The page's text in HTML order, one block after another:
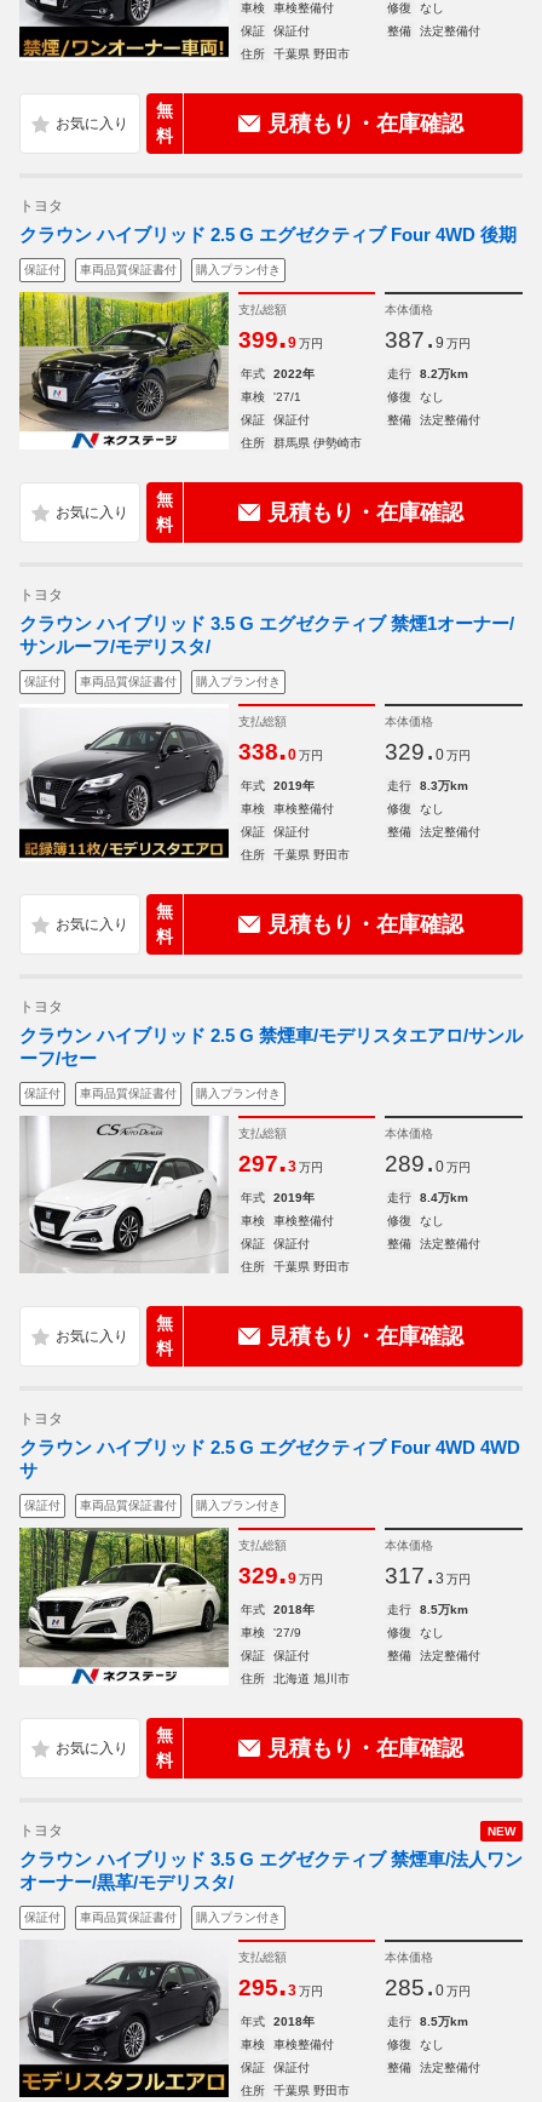
車検
車検整備付 修復
なし
保証
保証付 整備
法定整備付
住所
千葉県 野田市
無
料
見積もり・在庫確認
トヨタ
クラウン ハイブリッド 2.5 G エグゼクティブ Four 4WD 後期
保証付 車両品質保証書付 購入プラン付き
支払総額
399.9 万円
本体価格
387. 9 万円
年式 2022年 走行
8.2万km
車検
'27/1 修復
なし
保証
保証付 整備
法定整備付
住所
群馬県 伊勢崎市
無
料
見積もり・在庫確認
トヨタ
クラウン ハイブリッド 3.5 G エグゼクティブ 禁煙1オーナー/
サンルーフ/モデリスタ/
保証付 車両品質保証書付 購入プラン付き
支払総額
338.0 万円
本体価格
329. 0 万円
年式 2019年 走行
8.3万km
車検
車検整備付 修復
なし
保証
保証付 整備
法定整備付
住所
千葉県 野田市
無
料
見積もり・在庫確認
トヨタ
クラウン ハイブリッド 2.5 G 禁煙車/モデリスタエアロ/サンル
ーフ/セー
保証付 車両品質保証書付 購入プラン付き
支払総額
297.3 万円
本体価格
289. 0 万円
年式 2019年 走行
8.4万km
車検
車検整備付 修復
なし
保証
保証付 整備
法定整備付
住所
千葉県 野田市
無
料
見積もり・在庫確認
トヨタ
クラウン ハイブリッド 2.5 G エグゼクティブ Four 4WD 4WD
サ
保証付 車両品質保証書付 購入プラン付き
支払総額
329.9 万円
本体価格
317. 3 万円
年式 2018年 走行
8.5万km
車検
'27/9 修復
なし
保証
保証付 整備
法定整備付
住所
北海道 旭川市
無
料
見積もり・在庫確認
NEW
トヨタ
クラウン ハイブリッド 3.5 G エグゼクティブ 禁煙車/法人ワン
オーナー/黒革/モデリスタ/
保証付 車両品質保証書付 購入プラン付き
支払総額
295.3 万円
本体価格
285. 0 万円
年式 2018年 走行
8.5万km
車検
車検整備付 修復
なし
保証
保証付 整備
法定整備付
住所
千葉県 野田市